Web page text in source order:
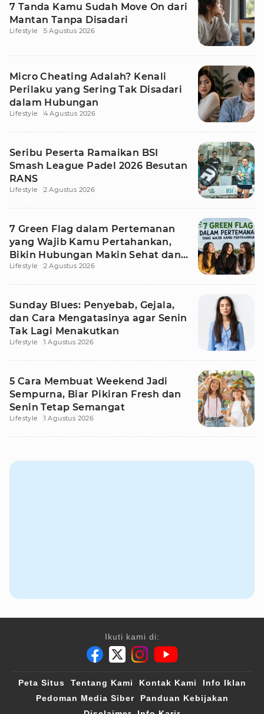
7 Tanda Kamu Sudah Move On dari
Mantan Tanpa Disadari
Lifestyle 5 Agustus 2026
Micro Cheating Adalah? Kenali
Perilaku yang Sering Tak Disadari
dalam Hubungan
Lifestyle 4 Agustus 2026
Seribu Peserta Ramaikan BSI
Smash League Padel 2026 Besutan
RANS
Lifestyle 2 Agustus 2026
7 Green Flag dalam Pertemanan
yang Wajib Kamu Pertahankan,
Bikin Hubungan Makin Sehat dan
Awet
Lifestyle 2 Agustus 2026
Sunday Blues: Penyebab, Gejala,
dan Cara Mengatasinya agar Senin
Tak Lagi Menakutkan
Lifestyle 1 Agustus 2026
5 Cara Membuat Weekend Jadi
Sempurna, Biar Pikiran Fresh dan
Senin Tetap Semangat
Lifestyle 1 Agustus 2026
Ikuti kami di:
Peta Situs Tentang Kami Kontak Kami
Info Iklan
Pedoman Media Siber
Panduan Kebijakan